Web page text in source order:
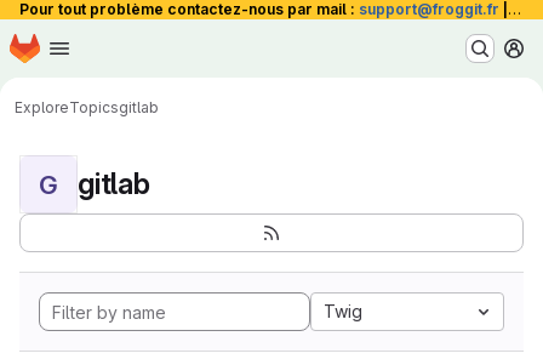
Pour tout problème contactez-nous par mail : support@froggit.fr La
Skip to main content
Homepage
ExploreTopicsgitlab
G gitlab
Twig